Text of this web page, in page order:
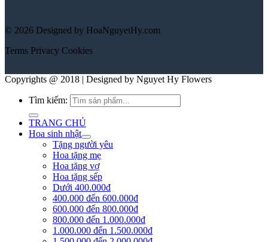
© 2026 Designed by HoaNguyetHy.com
Terms Privacy Cookies
Copyrights @ 2018 | Designed by Nguyet Hy Flowers
Tìm kiếm:
TRANG CHỦ
Hoa sinh nhật
Tặng người yêu
Hoa tặng mẹ
Hoa tặng vợ
Hoa tặng sếp
Dưới 400.000đ
400.000 đến 600.000đ
600.000 đến 800.000đ
800.000 đến 1.000.000đ
1.000.000 đến 1.500.000đ